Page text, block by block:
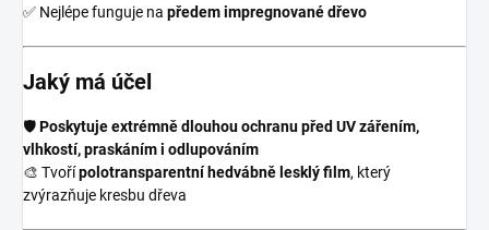
✅ Nejlépe funguje na předem impregnované dřevo
Jaký má účel
🛡Poskytuje extrémně dlouhou ochranu před UV zářením,
vlhkostí, praskáním i odlupováním
🎨 Tvořípolotransparentní hedvábně lesklý film, který
zvýrazňuje kresbu dřeva